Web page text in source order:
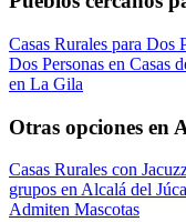
Casas Rurales para Dos
Dos Personas en Casas
en La Gila
Otras opciones en
Casas Rurales con
grupos en Alcalá del
Admiten Mascotas